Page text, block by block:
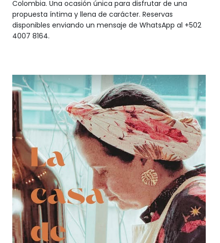
Colombia. Una ocasión única para disfrutar de una
propuesta íntima y llena de carácter. Reservas
disponibles enviando un mensaje de WhatsApp al +502
4007 8164.